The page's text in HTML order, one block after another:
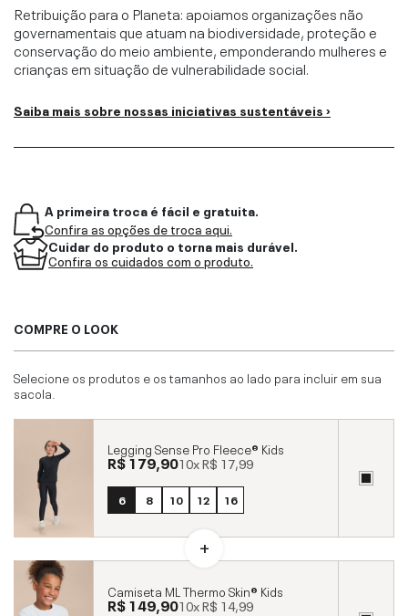
Retribuição para o Planeta: apoiamos organizações não
governamentais que atuam na biodiversidade, proteção e
conservação do meio ambiente, emponderando mulheres e
crianças em situação de vulnerabilidade social.
Saiba mais sobre nossas iniciativas sustentáveis ›
A primeira troca é fácil e gratuita.
Confira as opções de troca aqui.
Cuidar do produto o torna mais durável.
Confira os cuidados com o produto.
COMPRE O LOOK
Selecione os produtos e os tamanhos ao lado para incluir em sua
sacola.
Legging Sense Pro Fleece® Kids
R$ 179,9010xR$ 17,99
6 8 10 12 16
Camiseta ML Thermo Skin® Kids
R$ 149,9010xR$ 14,99